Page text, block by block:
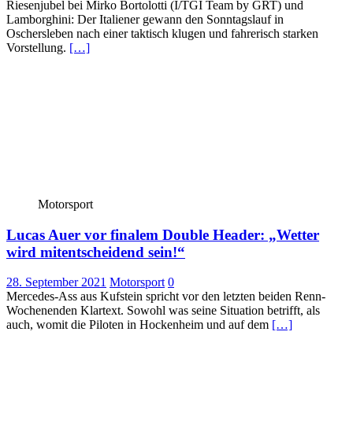
Riesenjubel bei Mirko Bortolotti (I/TGI Team by GRT) und
Lamborghini: Der Italiener gewann den Sonntagslauf in
Oschersleben nach einer taktisch klugen und fahrerisch starken
Vorstellung. […]
Motorsport
Lucas Auer vor finalem Double Header: „Wetter
wird mitentscheidend sein!“
28. September 2021 Motorsport 0
Mercedes-Ass aus Kufstein spricht vor den letzten beiden Renn-
Wochenenden Klartext. Sowohl was seine Situation betrifft, als
auch, womit die Piloten in Hockenheim und auf dem […]